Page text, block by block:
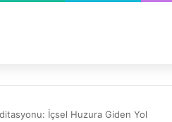
İçsel Huzura Giden Yol